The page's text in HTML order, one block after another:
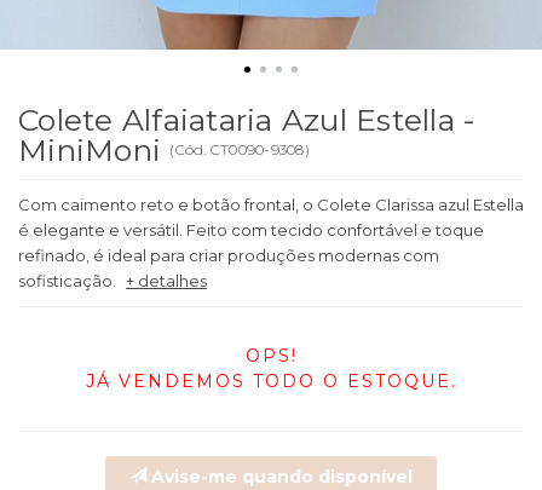
Colete Alfaiataria Azul Estella -
MiniMoni
(Cód. CT0090-9308)
Com caimento reto e botão frontal, o Colete Clarissa azul Estella
é elegante e versátil. Feito com tecido confortável e toque
refinado, é ideal para criar produções modernas com
sofisticação.
+ detalhes
OPS!
JÁ VENDEMOS TODO O ESTOQUE.
Avise-me quando disponível